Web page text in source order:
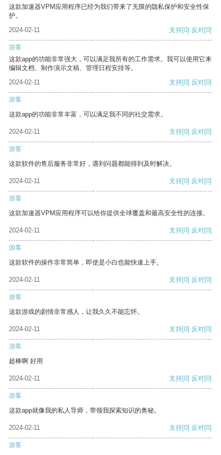
这款加速器VPM应用程序已经为我们带来了无限的隐私保护和安全性保
护。
2024-02-11
支持[0] 反对[0]
游客
这款app的功能非常强大，可以满足我所有的工作需求。我可以使用它来
编辑文档、制作演示文稿、管理日程安排等。
2024-02-11
支持[0] 反对[0]
游客
这款app的功能非常丰富，可以满足我不同的社交需求。
2024-02-11 支持[0] 反对[0]
游客
这款软件的售后服务非常好，遇到问题都能得到及时解决。
2024-02-11 支持[0] 反对[0]
游客
这款加速器VPM应用程序可以给你提供全球覆盖和最高安全性的连接。
2024-02-11 支持[0] 反对[0]
游客
这款软件的操作非常简单，即使是小白也能快速上手。
2024-02-11 支持[0] 反对[0]
游客
这款游戏的剧情非常感人，让我久久不能忘怀。
2024-02-11 支持[0] 反对[0]
游客
超棒啊 好用
2024-02-11 支持[0] 反对[0]
游客
这款app就像我的私人导师，带领我探索知识的奥秘。
2024-02-11 支持[0] 反对[0]
游客